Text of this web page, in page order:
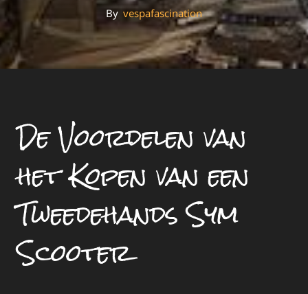
By
By Vespafascination
De Voordelen van
het Kopen van een
Tweedehands Sym
Scooter